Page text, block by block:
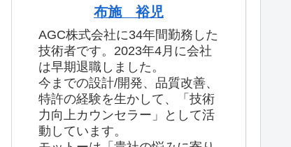
布施 裕児
AGC株式会社に34年間勤務した
技術者です。2023年4月に会社
は早期退職しました。
今までの設計/開発、品質改善、
特許の経験を生かして、「技術
力向上カウンセラー」として活
動しています。